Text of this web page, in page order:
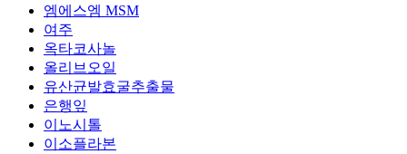
엠에스엠 MSM
여주
옥타코사놀
올리브오일
유산균발효굴추출물
은행잎
이노시톨
이소플라본